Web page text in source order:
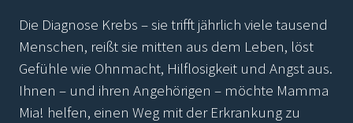
Die Diagnose Krebs – sie trifft jährlich viele tausend
Menschen, reißt sie mitten aus dem Leben, löst
Gefühle wie Ohnmacht, Hilflosigkeit und Angst aus.
Ihnen – und ihren Angehörigen – möchte Mamma
Mia! helfen, einen Weg mit der Erkrankung zu